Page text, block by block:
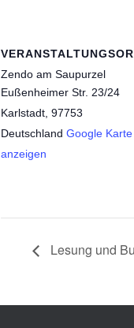
Zendo am Saupurzel
Eußenheimer Str. 23/24
Karlstadt 97753
Deutschland Google Karte
anzeigen
Lesung und